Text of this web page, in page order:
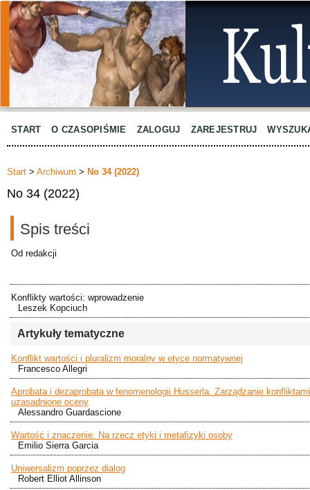
START O CZASOPIŚMIE ZALOGUJ ZAREJESTRUJ
Start > Archiwum > No 34 (2022)
No 34 (2022)
Spis treści
Od redakcji
Konflikty wartości: wprowadzenie
Leszek Kopciuch
Artykuły tematyczne
Konflikt wartości i pluralizm moralny w etyce normatywnej
Francesco Allegri
Aprobata i dezaprobata w fenomenologii Husserla. Zarządzanie
uzasadnione oceny
Alessandro Guardascione
Wartość i znaczenie. Na rzecz etyki i metafizyki osoby
Emilio Sierra Garcia
Uniwersalizm poprzez dialog
Robert Elliot Allinson